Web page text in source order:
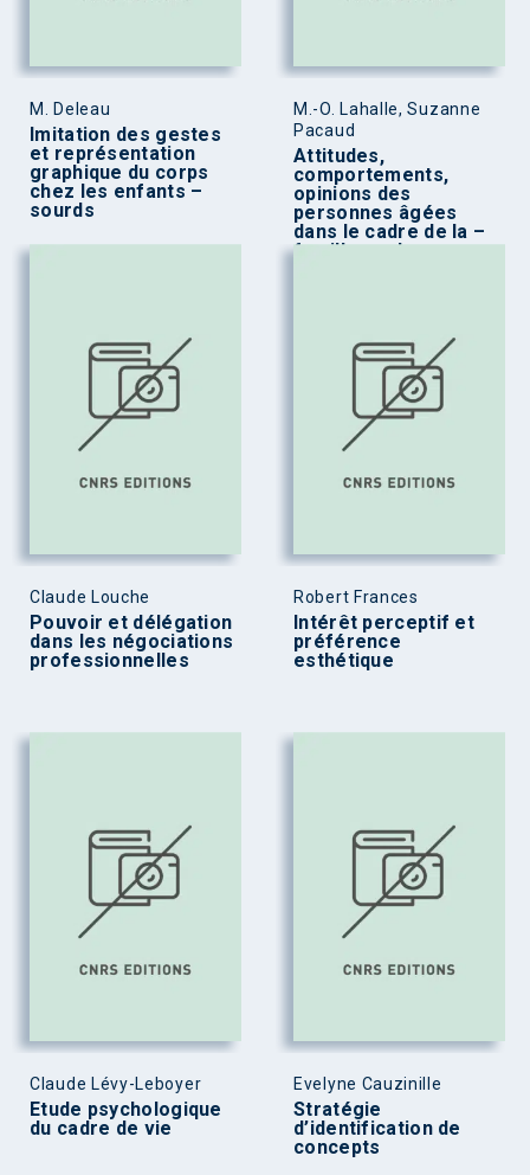
M. Deleau
Imitation des gestes
et représentation
graphique du corps
chez les enfants –
sourds
M.-O. Lahalle, Suzanne
Pacaud
Attitudes,
comportements,
opinions des
personnes âgées
dans le cadre de la –
famille moderne
Claude Louche
Pouvoir et délégation
dans les négociations
professionnelles
Robert Frances
Intérêt perceptif et
préférence
esthétique
Claude Lévy-Leboyer
Etude psychologique
du cadre de vie
Evelyne Cauzinille
Stratégie
d’identification de
concepts